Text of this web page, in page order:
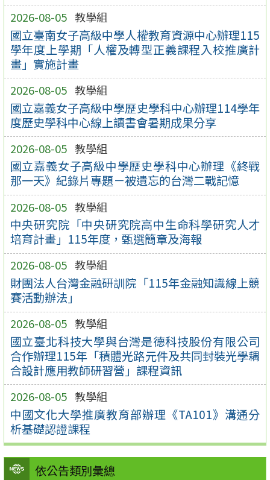
2026-08-05 教學組
國立臺南女子高級中學人權教育資源中心辦理115
學年度上學期「人權及轉型正義課程入校推廣計
畫」實施計畫
2026-08-05 教學組
國立嘉義女子高級中學歷史學科中心辦理114學年
度歷史學科中心線上讀書會暑期成果分享
2026-08-05 教學組
國立嘉義女子高級中學歷史學科中心辦理《終戰
那一天》紀錄片專題－被遺忘的台灣二戰記憶
2026-08-05 教學組
中央研究院「中央研究院高中生命科學研究人才
培育計畫」115年度，甄選簡章及海報
2026-08-05 教學組
財團法人台灣金融研訓院「115年金融知識線上競
賽活動辦法」
2026-08-05 教學組
國立臺北科技大學與台灣是德科技股份有限公司
合作辦理115年「積體光路元件及共同封裝光學耦
合設計應用教師研習營」課程資訊
2026-08-05 教學組
中國文化大學推廣教育部辦理《TA101》溝通分
析基礎認證課程
依公告類別彙總